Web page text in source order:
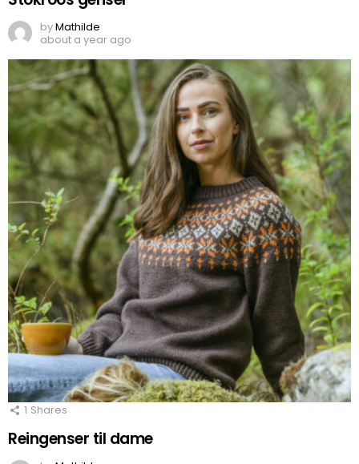
byMathilde
about a year ago
1 Shares
Reingenser til dame